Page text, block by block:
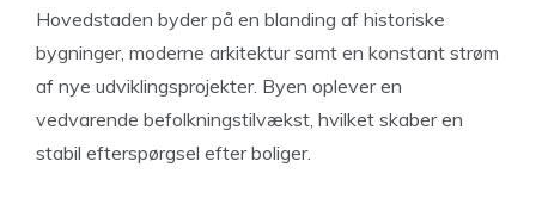
Hovedstaden byder på en blanding af historiske
bygninger, moderne arkitektur samt en konstant strøm
af nye udviklingsprojekter. Byen oplever en
vedvarende befolkningstilvækst, hvilket skaber en
stabil efterspørgsel efter boliger.